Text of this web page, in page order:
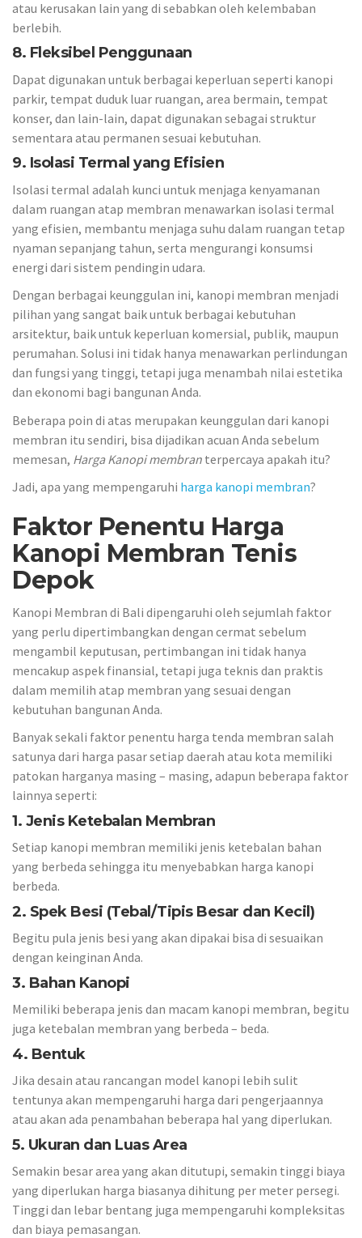
atau kerusakan lain yang di sebabkan oleh kelembaban
berlebih.
8. Fleksibel Penggunaan
Dapat digunakan untuk berbagai keperluan seperti kanopi
parkir, tempat duduk luar ruangan, area bermain, tempat
konser, dan lain-lain, dapat digunakan sebagai struktur
sementara atau permanen sesuai kebutuhan.
9. Isolasi Termal yang Efisien
Isolasi termal adalah kunci untuk menjaga kenyamanan
dalam ruangan atap membran menawarkan isolasi termal
yang efisien, membantu menjaga suhu dalam ruangan tetap
nyaman sepanjang tahun, serta mengurangi konsumsi
energi dari sistem pendingin udara.
Dengan berbagai keunggulan ini, kanopi membran menjadi
pilihan yang sangat baik untuk berbagai kebutuhan
arsitektur, baik untuk keperluan komersial, publik, maupun
perumahan. Solusi ini tidak hanya menawarkan perlindungan
dan fungsi yang tinggi, tetapi juga menambah nilai estetika
dan ekonomi bagi bangunan Anda.
Beberapa poin di atas merupakan keunggulan dari kanopi
membran itu sendiri, bisa dijadikan acuan Anda sebelum
memesan, Harga Kanopi membran terpercaya apakah itu?
Jadi, apa yang mempengaruhi harga kanopi membran?
Faktor Penentu Harga
Kanopi Membran Tenis
Depok
Kanopi Membran di Bali dipengaruhi oleh sejumlah faktor
yang perlu dipertimbangkan dengan cermat sebelum
mengambil keputusan, pertimbangan ini tidak hanya
mencakup aspek finansial, tetapi juga teknis dan praktis
dalam memilih atap membran yang sesuai dengan
kebutuhan bangunan Anda.
Banyak sekali faktor penentu harga tenda membran salah
satunya dari harga pasar setiap daerah atau kota memiliki
patokan harganya masing – masing, adapun beberapa faktor
lainnya seperti:
1. Jenis Ketebalan Membran
Setiap kanopi membran memiliki jenis ketebalan bahan
yang berbeda sehingga itu menyebabkan harga kanopi
berbeda.
2. Spek Besi (Tebal/Tipis Besar dan Kecil)
Begitu pula jenis besi yang akan dipakai bisa di sesuaikan
dengan keinginan Anda.
3. Bahan Kanopi
Memiliki beberapa jenis dan macam kanopi membran, begitu
juga ketebalan membran yang berbeda – beda.
4. Bentuk
Jika desain atau rancangan model kanopi lebih sulit
tentunya akan mempengaruhi harga dari pengerjaannya
atau akan ada penambahan beberapa hal yang diperlukan.
5. Ukuran dan Luas Area
Semakin besar area yang akan ditutupi, semakin tinggi biaya
yang diperlukan harga biasanya dihitung per meter persegi.
Tinggi dan lebar bentang juga mempengaruhi kompleksitas
dan biaya pemasangan.